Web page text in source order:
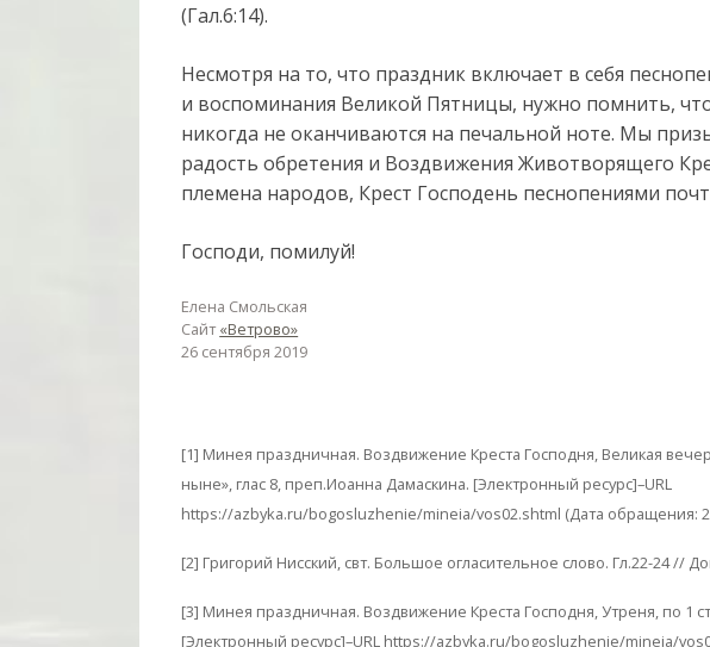
(Гал.6:14).
Несмотря на то, что праздник включает в себя
и воспоминания Великой Пятницы, нужно помнить,
никогда не оканчиваются на печальной ноте. Мы
радость обретения и Воздвижения Животворящего
племена народов, Крест Господень песнопениями
Господи, помилуй!
Елена Смольская
Сайт«Ветрово»
26 сентября 2019
[1] Минея праздничная. Воздвижение Креста Господня, Великая
ныне», глас 8, преп.Иоанна Дамаскина. [Электронный ресурс]–URL
https://azbyka.ru/bogosluzhenie/mineia/vos02.shtml (Дата обращения:
[2] Григорий Нисский, свт. Большое огласительное слово. Гл.22-24 //
[3] Минея праздничная. Воздвижение Креста Господня, Утреня, по 1
[Электронный ресурс]–URL https://azbyka.ru/bogosluzhenie/mineia/